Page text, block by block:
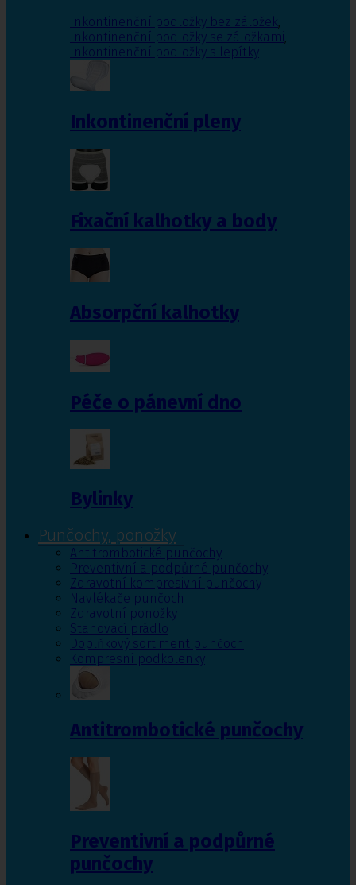
Inkontinenční podložky bez záložek,
Inkontinenční podložky se záložkami,
Inkontinenční podložky s lepítky
Inkontinenční pleny
Fixační kalhotky a body
Absorpční kalhotky
Péče o pánevní dno
Bylinky
Punčochy, ponožky
Antitrombotické punčochy
Preventivní a podpůrné punčochy
Zdravotní kompresivní punčochy
Navlékače punčoch
Zdravotní ponožky
Stahovací prádlo
Doplňkový sortiment punčoch
Kompresní podkolenky
Antitrombotické punčochy
Preventivní a podpůrné
punčochy